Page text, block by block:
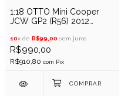
1:18 OTTO Mini Cooper
JCW GP2 (R56) 2012
10x de R$99,00 sem juros
R$990,00
R$910,80 com Pix